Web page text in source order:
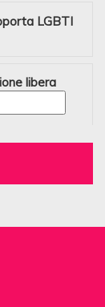
LGBTI
libera